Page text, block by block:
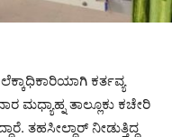
ಕರ್ತವ್ಯ
ಮಧ್ಯಾಹ್ನ ತಾಲ್ಲೂಕು ಕಚೇರಿ
ತಹಸೀಲ್ದಾರ್ ನೀಡುತ್ತಿದ್ದ